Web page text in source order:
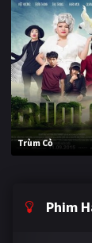
Trùm Cỏ
Phim